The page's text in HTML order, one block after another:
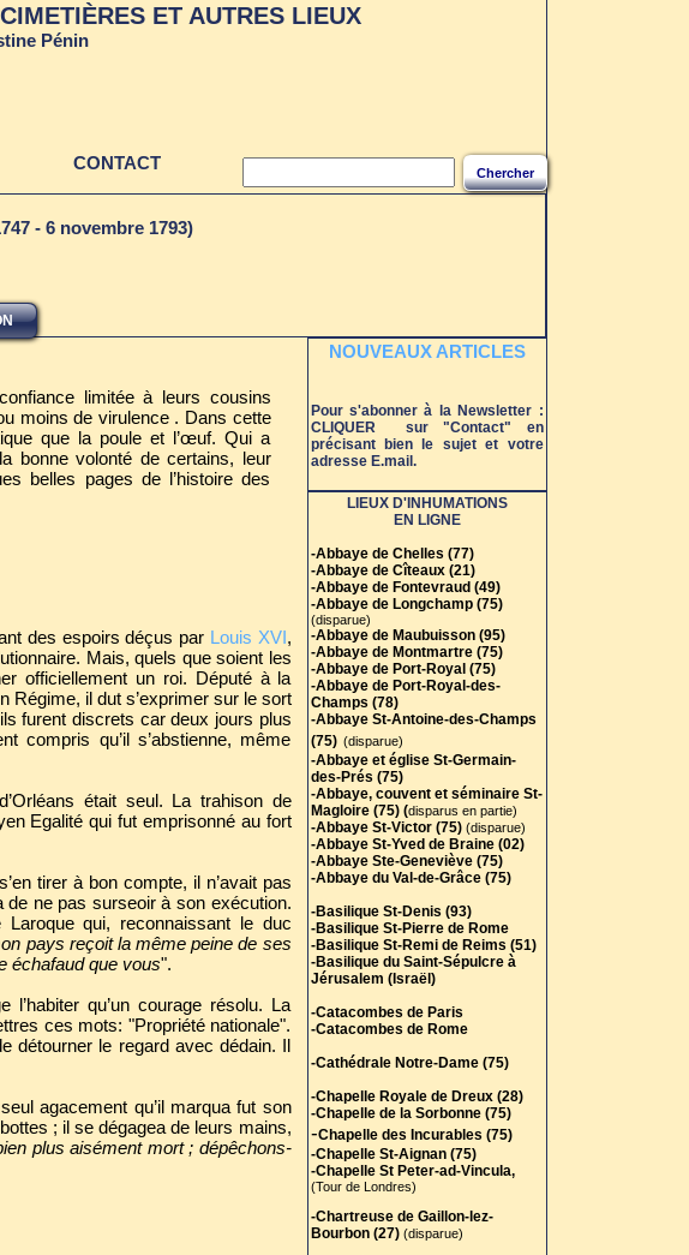
des espoirs déçus par Louis XVI,
Mais, quels que soient les
officiellement un roi. Député à la
Régime, il dut s’exprimer sur le sort
furent discrets car deux jours plus
compris qu’il s’abstienne, même
était seul. La trahison de
Egalité qui fut emprisonné au fort
tirer à bon compte, il n’avait pas
de ne pas surseoir à son exécution.
qui, reconnaissant le duc
pays reçoit la même peine de ses
échafaud que vous".
qu’un courage résolu. La
ces mots: "Propriété nationale".
détourner le regard avec dédain. Il
agacement qu’il marqua fut son
; il se dégagea de leurs mains,
plus aisément mort ; dépêchons-
- 6 novembre 1793)
limitée à leurs cousins
moins de virulence . Dans cette
que la poule et l’œuf. Qui a
bonne volonté de certains, leur
belles pages de l’histoire des
DANS LES
LIEUX
ET AUTRES LIEUX
Pénin
Chercher
CONTACT
NOUVEAUX ARTICLES
Pour s'abonner à la Newsletter :
CLIQUER sur "Contact" en
précisant bien le sujet et votre
adresse E.mail.
LIEUX D'INHUMATIONS
EN LIGNE
-Abbaye de Chelles (77)
-Abbaye de Cîteaux (21)
-Abbaye de Fontevraud (49)
-Abbaye de Longchamp (75)
(disparue)
-Abbaye de Maubuisson (95)
-Abbaye de Montmartre (75)
-Abbaye de Port-Royal (75)
-Abbaye de Port-Royal-des-
Champs (78)
-Abbaye St-Antoine-des-Champs
(75) (disparue)
-Abbaye et église St-Germain-
des-Prés (75)
-Abbaye, couvent et séminaire St-
Magloire (75) (disparus en partie)
-Abbaye St-Victor (75) (disparue)
-Abbaye St-Yved de Braine (02)
-Abbaye Ste-Geneviève (75)
-Abbaye du Val-de-Grâce (75)
-Basilique St-Denis (93)
-Basilique St-Pierre de Rome
-Basilique St-Remi de Reims (51)
-Basilique du Saint-Sépulcre à
Jérusalem (Israël)
-Catacombes de Paris
-Catacombes de Rome
-Cathédrale Notre-Dame (75)
-Chapelle Royale de Dreux (28)
-Chapelle de la Sorbonne (75)
-Chapelle des Incurables (75)
-Chapelle St-Aignan (75)
-Chapelle St Peter-ad-Vincula,
(Tour de Londres)
-Chartreuse de Gaillon-lez-
Bourbon (27) (disparue)